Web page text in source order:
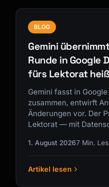
BLOG
Gemini
Runde in Google
fürs Lektorat
Gemini fasst in
zusammen, entwirft
Änderungen vor. Der
Lektorat — mit
1. August 20267 Min.
Artikel lesen